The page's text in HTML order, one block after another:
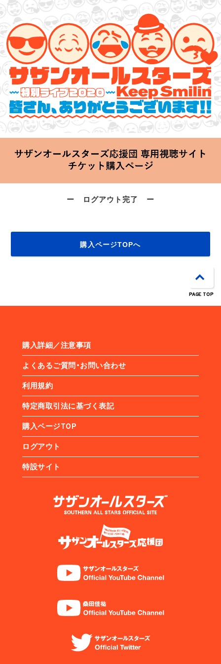
サザンオールスターズ 特別ライブ 2020
「Keep Smilin’～皆さん、ありがとうございます!!～」
2020.06.25 Thu 20:00 Start at 横浜アリーナ
ー ログアウト完了 ー
購入ページTOPへ
購入詳細／注意事項
よくあるご質問・お問い合わせ
利用規約
特定商取引法に基づく表記
購入ページTOP
ログアウト
特設サイト
PAGE TOP